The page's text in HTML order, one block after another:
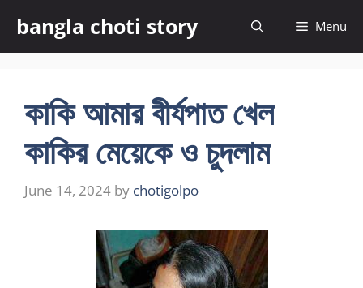
content
bangla choti story Menu
কাকি আমার বীর্যপাত খেল
কাকির মেয়েকে ও চুদলাম
June 14, 2024 by chotigolpo